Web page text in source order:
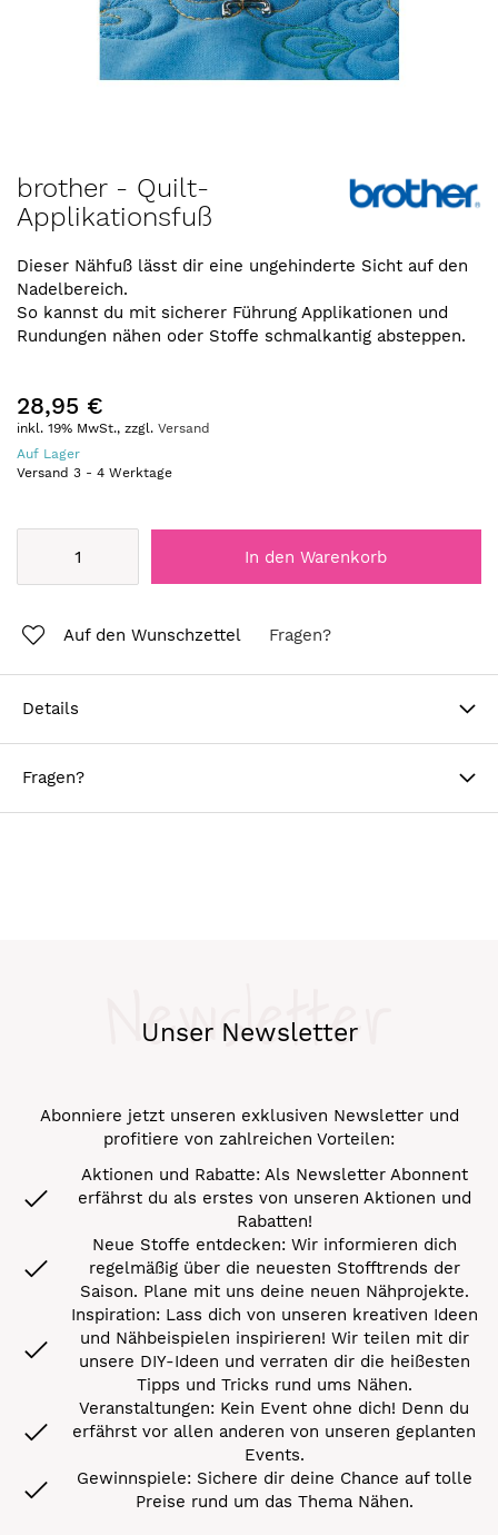
Zum
Anfang
der
springen
brother - Quilt-
Applikationsfuß
Dieser Nähfuß lässt dir eine ungehinderte Sicht auf den
Nadelbereich.
So kannst du mit sicherer Führung Applikationen und
Rundungen nähen oder Stoffe schmalkantig absteppen.
28,95 €
inkl. 19% MwSt., zzgl. Versand
Auf Lager
Versand 3 - 4 Werktage
In den Warenkorb
Auf den Wunschzettel Fragen?
Details
Fragen?
Unser Newsletter
Newsletter
Abonniere jetzt unseren exklusiven Newsletter und
profitiere von zahlreichen Vorteilen:
Aktionen und Rabatte: Als Newsletter Abonnent
erfährst du als erstes von unseren Aktionen und
Rabatten!
Neue Stoffe entdecken: Wir informieren dich
regelmäßig über die neuesten Stofftrends der
Saison. Plane mit uns deine neuen Nähprojekte.
Inspiration: Lass dich von unseren kreativen Ideen
und Nähbeispielen inspirieren! Wir teilen mit dir
unsere DIY-Ideen und verraten dir die heißesten
Tipps und Tricks rund ums Nähen.
Veranstaltungen: Kein Event ohne dich! Denn du
erfährst vor allen anderen von unseren geplanten
Events.
Gewinnspiele: Sichere dir deine Chance auf tolle
Preise rund um das Thema Nähen.